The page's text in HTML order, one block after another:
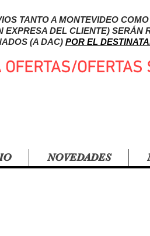
TANTO A MONTEVIDEO
EXPRESA DEL CLIENTE) SERÁN
(A DAC) POR EL
OFERTAS/
NOVEDADES